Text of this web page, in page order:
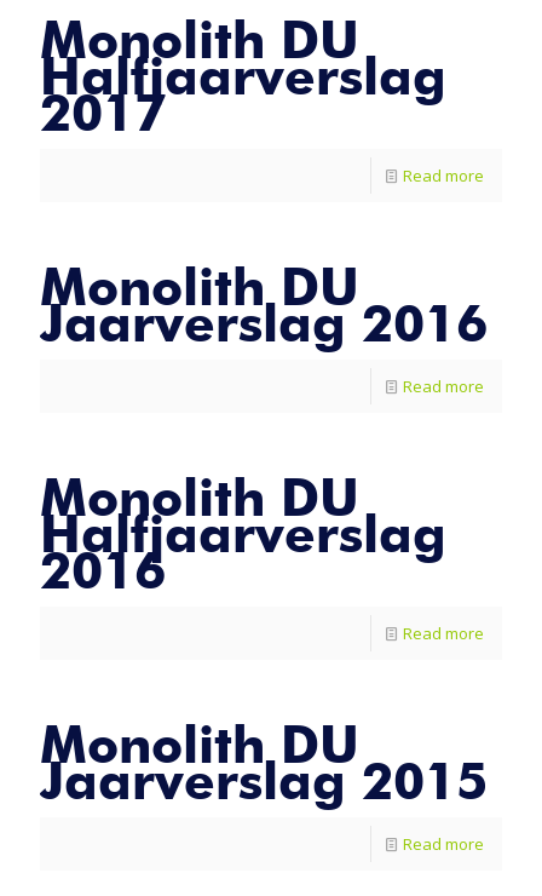
Monolith DU
Halfjaarverslag
2017
Read more
Monolith DU
Jaarverslag 2016
Read more
Monolith DU
Halfjaarverslag
2016
Read more
Monolith DU
Jaarverslag 2015
Read more